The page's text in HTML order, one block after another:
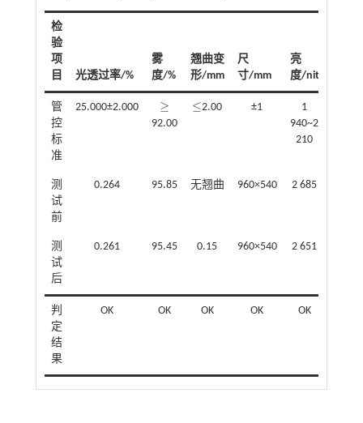
检
验
项
目
光透过率/%
雾
度/%
翘曲变
形/mm
尺
寸/mm
亮
度/nit
判
定
结
果
OK OK OK OK OK
管
控
标
准
25.000±2.000 ≥
≥
92.00
≤
≤ 2.00 ±1
1
940~2
210
测
试
前
0.264 95.85 无翘曲 960×540 2 685
测
试
后
0.261 95.45 0.15 960×540 2 651